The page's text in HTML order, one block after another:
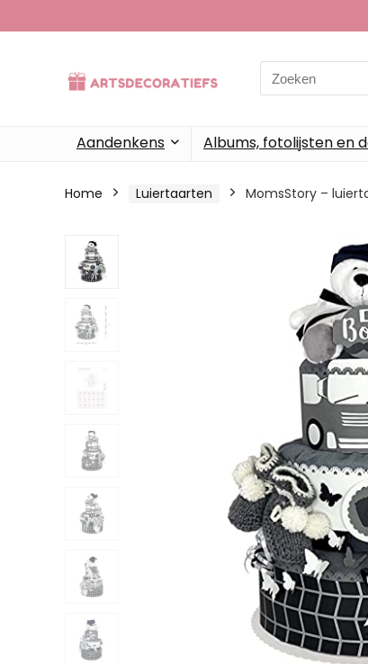
Search
for:
Aandenkens Albums, fotolijsten en
Home Luiertaarten MomsStory –